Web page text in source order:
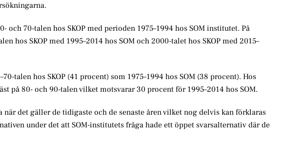
70-talen hos SKOP med perioden 1975–1994 hos SOM institutet. På
hos SKOP med 1995–2014 hos SOM och 2000-talet hos SKOP med 2015–
talen hos SKOP (41 procent) som 1975–1994 hos SOM (38 procent). Hos
på 80- och 90-talen vilket motsvarar 30 procent för 1995–2014 hos SOM.
det gäller de tidigaste och de senaste åren vilket nog delvis kan förklaras
under det att SOM-institutets fråga hade ett öppet svarsalternativ där de